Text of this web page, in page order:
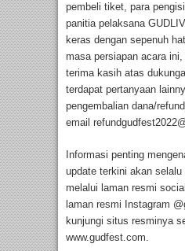
pembeli tiket, para
panitia pelaksana
keras dengan sepenuh
masa persiapan acara
terima kasih atas
terdapat pertanyaan
pengembalian dana/
email
Informasi penting
update terkini akan
melalui laman resmi
laman resmi Instagram
kunjungi situs resminya
www.gudfest.com.